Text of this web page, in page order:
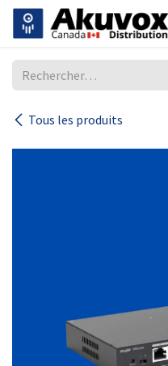
Se rendre au contenu
Tous les produits